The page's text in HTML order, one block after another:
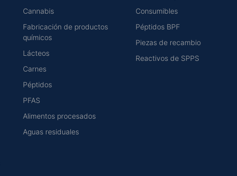
Cannabis
Fabricación de productos
químicos
Lácteos
Carnes
Péptidos
PFAS
Alimentos procesados
Aguas residuales
Consumibles
Péptidos BPF
Piezas de recambio
Reactivos de SPPS